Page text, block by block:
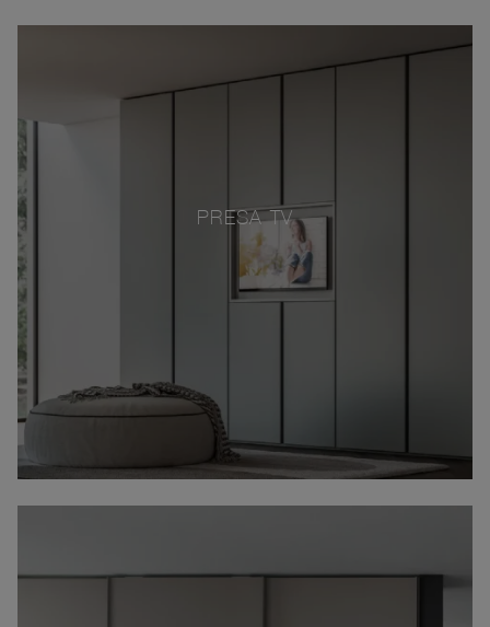
PRESA TV